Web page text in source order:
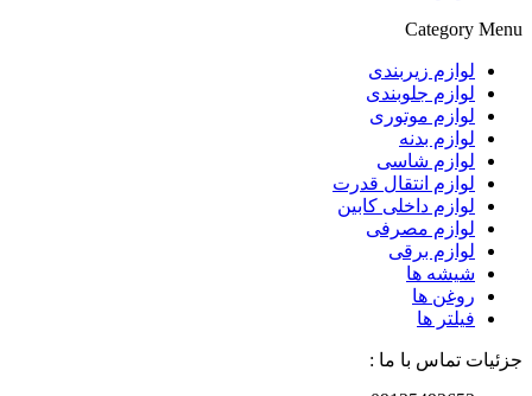
Category Menu
لوازم زیربندی
لوازم جلوبندی
لوازم موتوری
لوازم بدنه
لوازم شاسی
لوازم انتقال قدرت
لوازم داخلی کابین
لوازم مصرفی
لوازم برقی
شیشه ها
روغن ها
فیلتر ها
جزئیات تماس با ما :